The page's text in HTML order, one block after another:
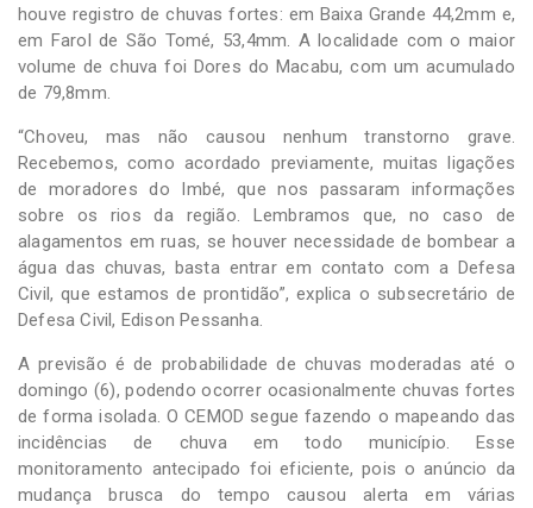
houve registro de chuvas fortes: em Baixa Grande 44,2mm e,
em Farol de São Tomé, 53,4mm. A localidade com o maior
volume de chuva foi Dores do Macabu, com um acumulado
de 79,8mm.
“Choveu, mas não causou nenhum transtorno grave.
Recebemos, como acordado previamente, muitas ligações
de moradores do Imbé, que nos passaram informações
sobre os rios da região. Lembramos que, no caso de
alagamentos em ruas, se houver necessidade de bombear a
água das chuvas, basta entrar em contato com a Defesa
Civil, que estamos de prontidão”, explica o subsecretário de
Defesa Civil, Edison Pessanha.
A previsão é de probabilidade de chuvas moderadas até o
domingo (6), podendo ocorrer ocasionalmente chuvas fortes
de forma isolada. O CEMOD segue fazendo o mapeando das
incidências de chuva em todo município. Esse
monitoramento antecipado foi eficiente, pois o anúncio da
mudança brusca do tempo causou alerta em várias